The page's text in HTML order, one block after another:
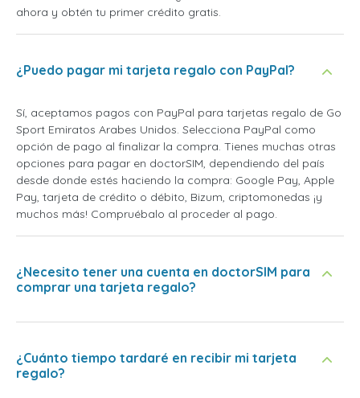
ahora y obtén tu primer crédito gratis.
¿Puedo pagar mi tarjeta regalo con PayPal?
Sí, aceptamos pagos con PayPal para tarjetas regalo de Go
Sport Emiratos Arabes Unidos. Selecciona PayPal como
opción de pago al finalizar la compra. Tienes muchas otras
opciones para pagar en doctorSIM, dependiendo del país
desde donde estés haciendo la compra: Google Pay, Apple
Pay, tarjeta de crédito o débito, Bizum, criptomonedas ¡y
muchos más! Compruébalo al proceder al pago.
¿Necesito tener una cuenta en doctorSIM para
comprar una tarjeta regalo?
¿Cuánto tiempo tardaré en recibir mi tarjeta
regalo?